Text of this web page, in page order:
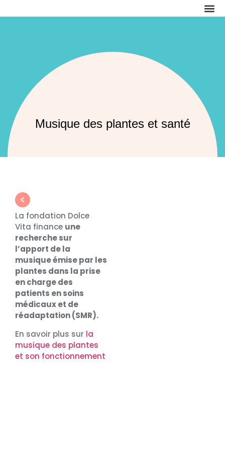
Musique des plantes et santé
La fondation Dolce
Vita finance une
recherche sur
l’apport de la
musique émise par les
plantes dans la prise
en charge des
patients en soins
médicaux et de
réadaptation (SMR).
En savoir plus sur la
musique des plantes
et son fonctionnement